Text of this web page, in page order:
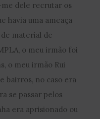
dele recrutar os
havia uma ameaça
de material de
o meu irmão foi
o meu irmão Rui
bairros, no caso era
se passar pelos
era aprisionado ou